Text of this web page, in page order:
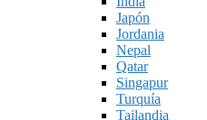
Japón
Jordania
Nepal
Qatar
Singapur
Turquía
Tailandia